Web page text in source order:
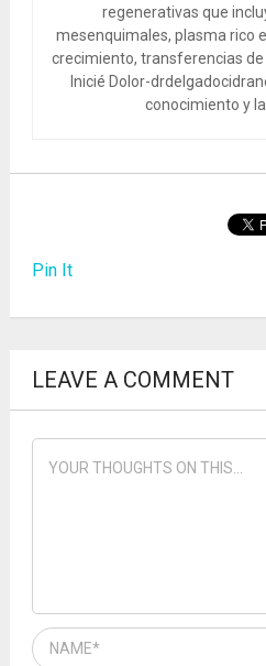
regenerativas que
mesenquimales, plasma rico
crecimiento, transferencias de
Inicié Dolor-
conocimiento y
Pin It
LEAVE A COMMENT